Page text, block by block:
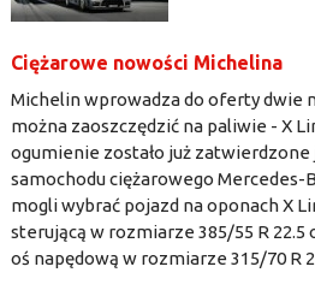
Ciężarowe nowości Michelina
Michelin wprowadza do oferty dwie
można zaoszczędzić na paliwie - X
ogumienie zostało już
samochodu ciężarowego Mercedes-
mogli wybrać pojazd na oponach X
sterującą w rozmiarze 385/55 R 22.5
oś napędową w rozmiarze 315/70 R